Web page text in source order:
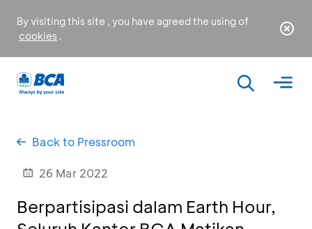
By visiting this site , you have agreed the using of
cookies .
Back to Pressroom
26 Mar 2022
Berpartisipasi dalam Earth Hour,